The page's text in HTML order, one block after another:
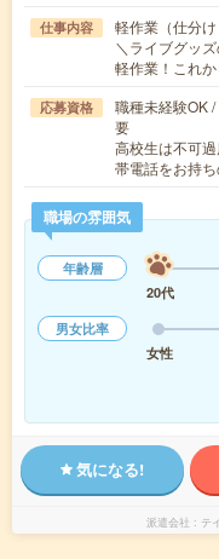
仕事内容
軽作業（仕分
＼ライブグッ
軽作業！これ
応募資格
職種未経験OK
要
高校生は不可
帯電話をお持
職場の雰囲気
年齢層
20代
男女比率
女性
気になる!
派遣会社 テ